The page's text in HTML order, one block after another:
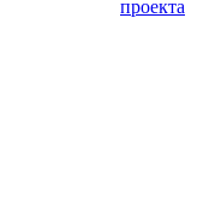
проекта